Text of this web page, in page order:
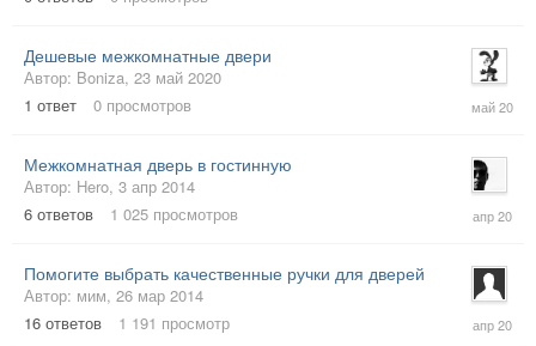
Дешевые межкомнатные двери
Автор: Boniza, 23 май 2020
1 ответ 0 просмотров
май
Межкомнатная дверь в гостинную
Автор: Hero, 3 апр 2014
6 ответов 1 025 просмотров
апр
Помогите выбрать качественные ручки для дверей
Автор: мим, 26 мар 2014
16 ответов 1 191 просмотр
апр